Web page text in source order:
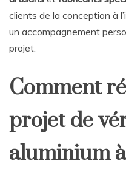
clients de la conception à
un accompagnement
projet.
Comment
projet de
aluminium